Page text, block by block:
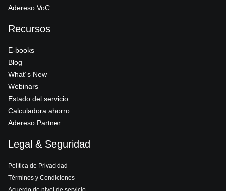
Adereso VoC
Recursos
E-books
Blog
What´s New
Webinars
Estado del servicio
Calculadora ahorro
Adereso Partner
Legal & Seguridad
Política de Privacidad
Términos y Condiciones